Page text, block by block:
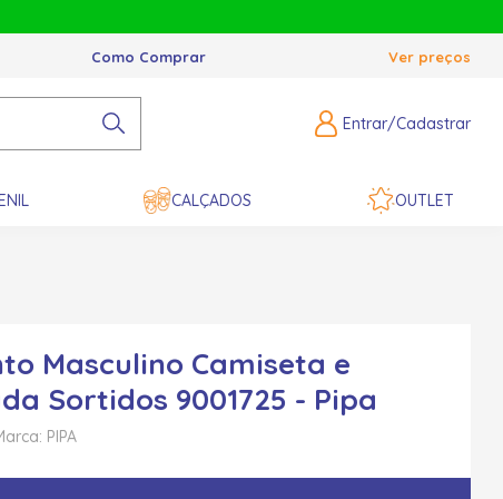
Como Comprar Ver preços
Entrar/Cadastrar
CALÇADOS OUTLET
Masculino Camiseta e
Sortidos 9001725 - Pipa
PIPA